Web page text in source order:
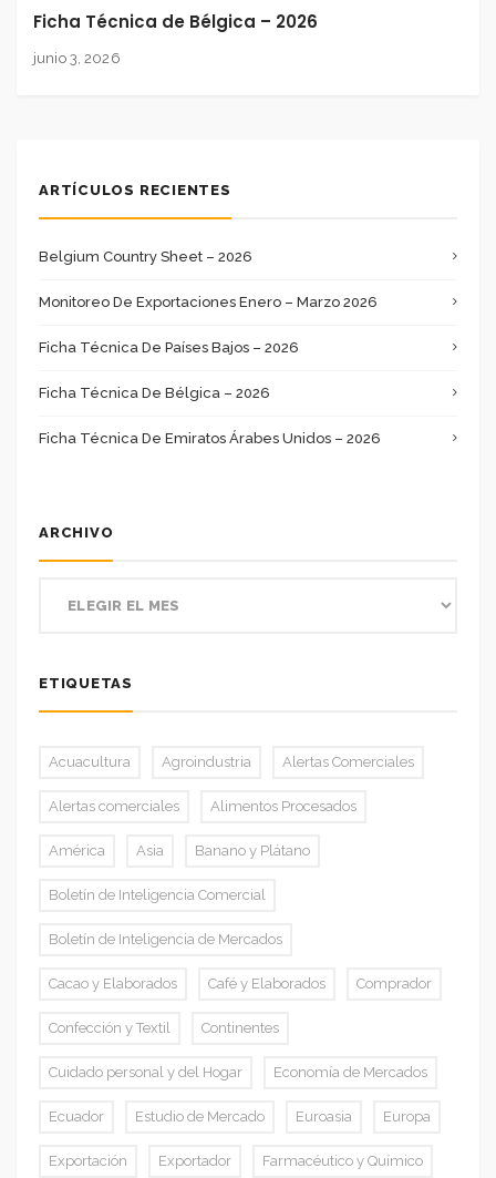
Ficha Técnica de Bélgica – 2026
junio 3, 2026
ARTÍCULOS RECIENTES
Belgium Country Sheet – 2026
Monitoreo De Exportaciones Enero – Marzo 2026
Ficha Técnica De Países Bajos – 2026
Ficha Técnica De Bélgica – 2026
Ficha Técnica De Emiratos Árabes Unidos – 2026
ARCHIVO
ETIQUETAS
Acuacultura Agroindustria Alertas Comerciales
Alertas comerciales Alimentos Procesados
América Asia Banano y Plátano
Boletín de Inteligencia Comercial
Boletín de Inteligencia de Mercados
Cacao y Elaborados Café y Elaborados Comprador
Confección y Textil Continentes
Cuidado personal y del Hogar Economía de Mercados
Ecuador Estudio de Mercado Euroasia Europa
Exportación Exportador Farmacéutico y Químico